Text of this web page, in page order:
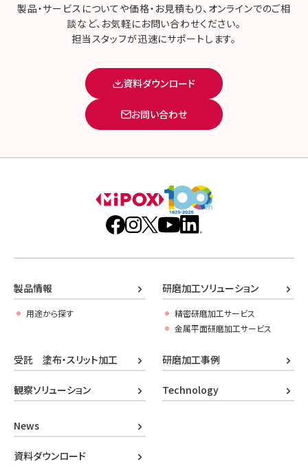
製品・サービスについてや価格・お見積もり、オンラインでのご相
談など、お気軽にお問い合わせください。
担当スタッフが迅速にサポートします。
資料ダウンロード
お問い合わせ
製品情報
用途から探す
研磨加工ソリューション
精密研磨加工サービス
金属平面研磨加工サービス
受託 塗布・スリット加工
観察ソリューション
研磨加工事例
Technology
News
資料ダウンロード